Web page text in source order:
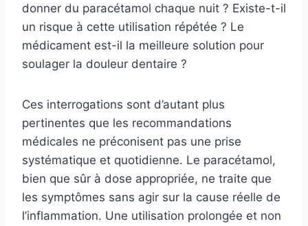
donner du paracétamol chaque nuit ? Existe-t-il
un risque à cette utilisation répétée ? Le
médicament est-il la meilleure solution pour
soulager la douleur dentaire ?
Ces interrogations sont d’autant plus
pertinentes que les recommandations
médicales ne préconisent pas une prise
systématique et quotidienne. Le paracétamol,
bien que sûr à dose appropriée, ne traite que
les symptômes sans agir sur la cause réelle de
l’inflammation. Une utilisation prolongée et non